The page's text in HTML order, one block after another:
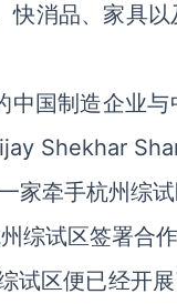
消品、家具
中国制造企业
Shekhar
家牵手杭州综
综试区签署合作
试区便已经开